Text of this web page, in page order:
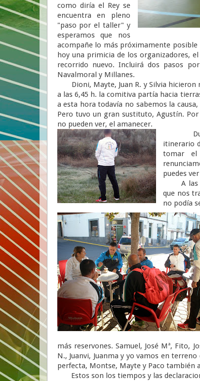
como diría el Rey se
encuentra en pleno
"paso por el taller" y
esperamos que nos
acompañe lo más próximamente
hoy una primicia de los organizadores,
recorrido nuevo. Incluirá dos pasos
Navalmoral y Millanes.
Dioni, Mayte, Juan R. y Silvia hicieron
a las 6,45 h. la comitiva partía hacia
a esta hora todavía no sabemos la
Pero tuvo un gran sustituto, Agustín.
no pueden ver, el amanecer.
itinerario
tomar el
puedes
A las
que nos
no podía
más reservones. Samuel, José Mª, Fito,
N., Juanvi, Juanma y yo vamos en
perfecta, Montse, Mayte y Paco también
Estos son los tiempos y las